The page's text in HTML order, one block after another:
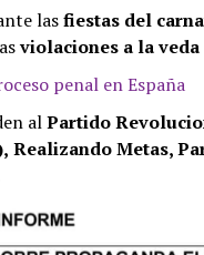
lasfiestas del
violaciones a la
penal en España
alPartido
Realizando Metas,